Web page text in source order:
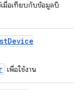
มื่อเทียบกับข้อมูลบิ
Device
เพื่อใช้งาน